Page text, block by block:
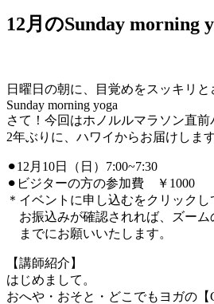
12月のSunday morning
日曜日の朝に、目覚めをスッキリと
Sunday morning yoga
さて！今回はホノルルマラソン直前
2年ぶりに、ハワイからお届けしま
⚫︎12月10日（日）7:00~7:30
⚫︎ビジターの方の参加費 ￥1000
＊イベントに申し込むをクリック
お振込みが確認されれば、ズーム
までにお願いいたします。
【講師紹介】
はじめまして。
おへや・おそと・どこでもヨガの【